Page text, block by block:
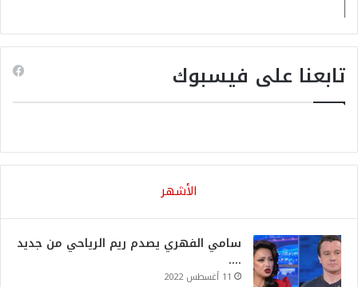
تابعنا على فيسبوك
الأشهر
سامي الفهري يصدم ريم الرياحي من جديد
….
11 أغسطس 2022